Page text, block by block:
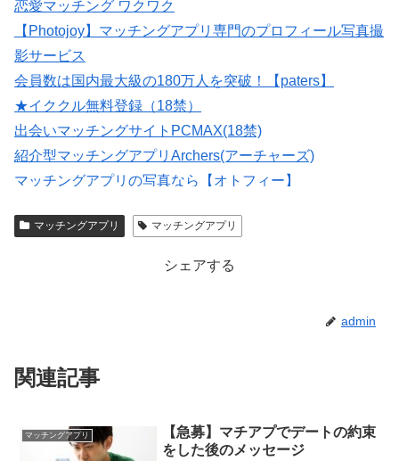
恋愛マッチング ワクワク
【Photojoy】マッチングアプリ専門のプロフィール写真撮
影サービス
会員数は国内最大級の180万人を突破！【paters】
★イククル無料登録（18禁）
出会いマッチングサイトPCMAX(18禁)
紹介型マッチングアプリArchers(アーチャーズ)
マッチングアプリの写真なら【オトフィー】
集/R18
マッチングアプリ マッチングアプリ
シェアする
admin
関連記事
マッチングアプリ
【急募】マチアプでデートの約束
をした後のメッセージ